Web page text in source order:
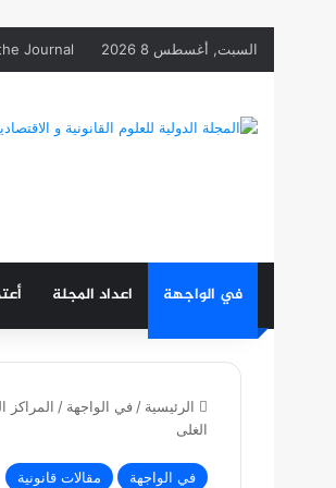
السبت, أغسطس 8 2026 Journal
في الواجهة اعداد المجلة
الرئيسية / في الواجهة /
الغلى
في الواجهة مقالات قانونية